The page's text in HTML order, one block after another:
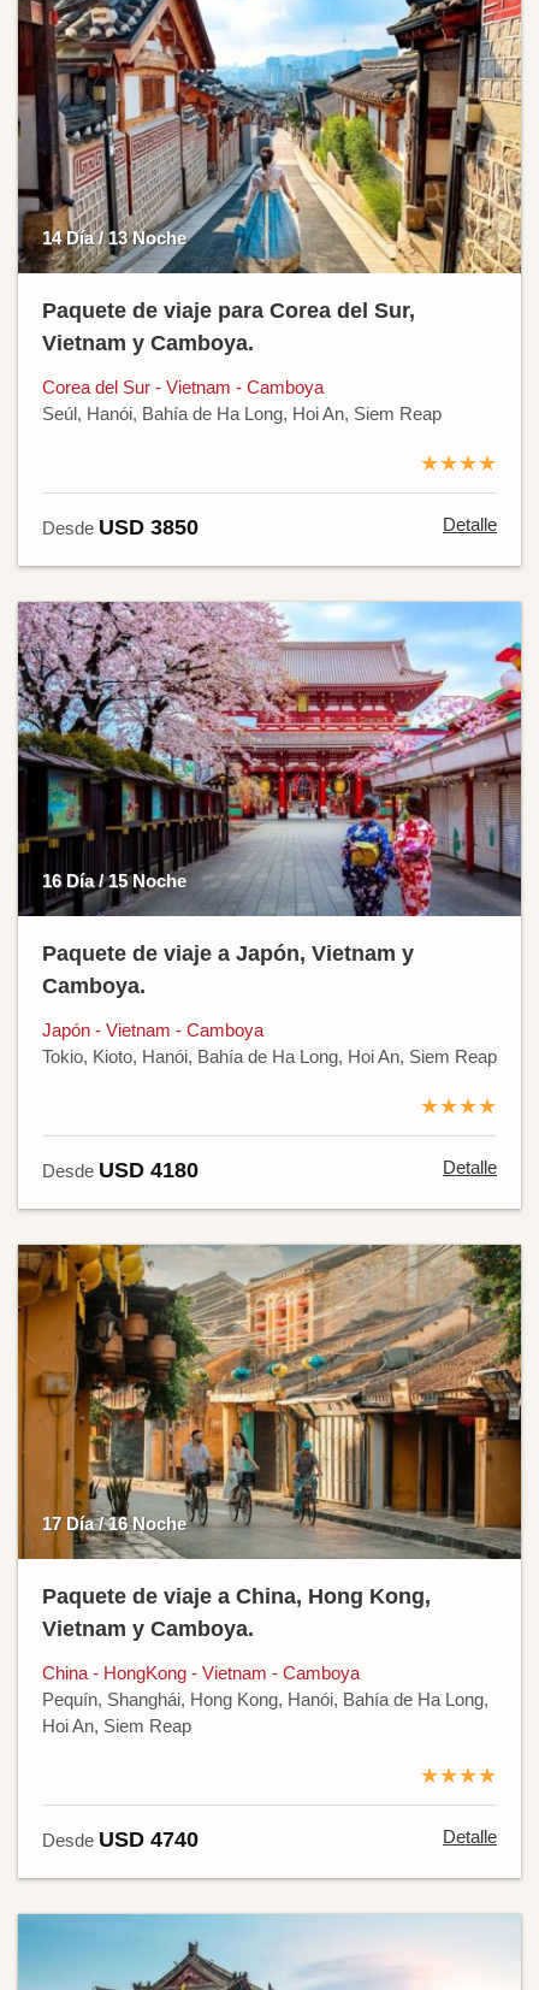
14 Día / 13 Noche
Paquete de viaje para Corea del Sur,
Vietnam y Camboya.
Corea del Sur - Vietnam - Camboya
Seúl, Hanói, Bahía de Ha Long, Hoi An, Siem Reap
★★★★
Desde USD 3850 Detalle
16 Día / 15 Noche
Paquete de viaje a Japón, Vietnam y
Camboya.
Japón - Vietnam - Camboya
Tokio, Kioto, Hanói, Bahía de Ha Long, Hoi An, Siem Reap
★★★★
Desde USD 4180 Detalle
17 Día / 16 Noche
Paquete de viaje a China, Hong Kong,
Vietnam y Camboya.
China - HongKong - Vietnam - Camboya
Pequín, Shanghái, Hong Kong, Hanói, Bahía de Ha Long,
Hoi An, Siem Reap
★★★★
Desde USD 4740 Detalle